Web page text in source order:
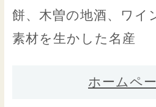
餅、木曽の地酒、ワイ
素材を生かした名産
ホームペ